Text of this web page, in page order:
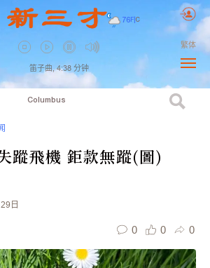
76F| C
笛子曲, 4:38 分钟
繁体
Columbus
蹤飛機 鉅款無蹤(圖)
日
0 0 0